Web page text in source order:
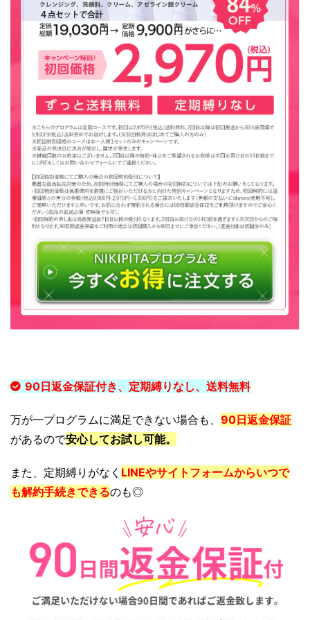
90日返金保証付き、定期縛りなし、送料無料
万が一プログラムに満足できない場合も、 90日返金保証
があるので安心してお試し可能。
また、定期縛りがなく LINEやサイトフォームからいつで
も解約手続きできるのも◎